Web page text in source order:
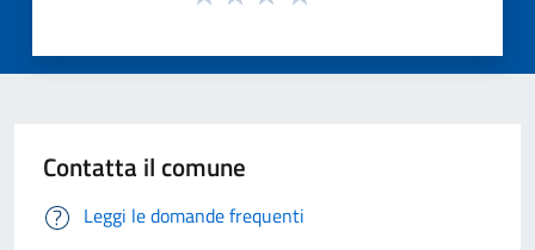
Contatta il comune
Leggi le domande frequenti